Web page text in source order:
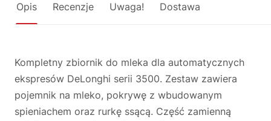
Opis Recenzje Uwaga! Dostawa
Kompletny zbiornik do mleka dla automatycznych
ekspresów DeLonghi serii 3500. Zestaw zawiera
pojemnik na mleko, pokrywę z wbudowanym
spieniachem oraz rurkę ssącą. Część zamienną